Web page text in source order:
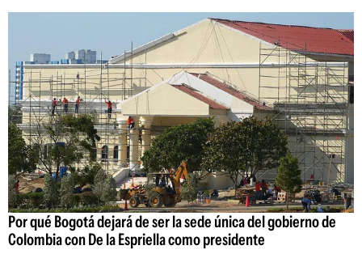
Por qué Bogotá dejará de ser la sede única del gobierno de
Colombia con De la Espriella como presidente